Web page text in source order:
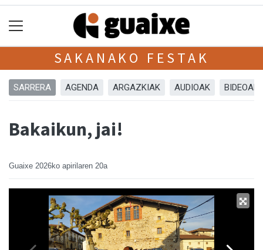
SAKANAKO FESTAK
SARRERA AGENDA ARGAZKIAK AUDIOAK BIDEOAK
Bakaikun, jai!
Guaixe 2026ko apirilaren 20a